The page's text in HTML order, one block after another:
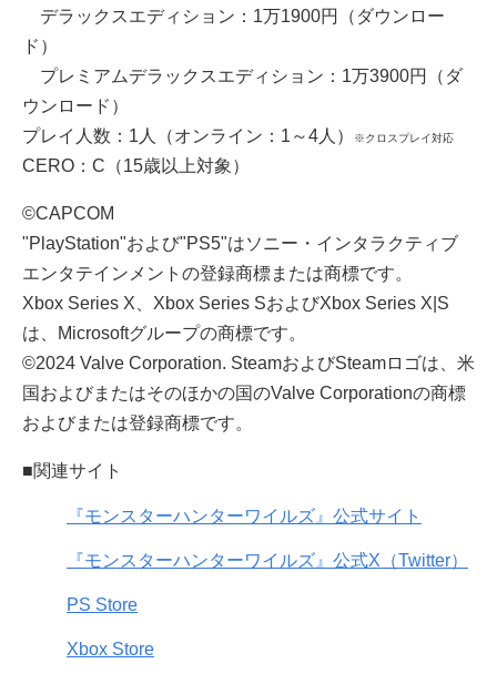
デラックスエディション：1万1900円（ダウンロー
ド）
プレミアムデラックスエディション：1万3900円（ダ
ウンロード）
プレイ人数：1人（オンライン：1～4人）
※クロスプレイ対応
CERO：C（15歳以上対象）
©CAPCOM
"PlayStation"および"PS5"はソニー・インタラクティブ
エンタテインメントの登録商標または商標です。
Xbox Series X、Xbox Series SおよびXbox Series X|S
は、Microsoftグループの商標です。
©2024 Valve Corporation. SteamおよびSteamロゴは、米
国およびまたはそのほかの国のValve Corporationの商標
およびまたは登録商標です。
■関連サイト
『モンスターハンターワイルズ』公式サイト
『モンスターハンターワイルズ』公式X（Twitter）
PS Store
Xbox Store